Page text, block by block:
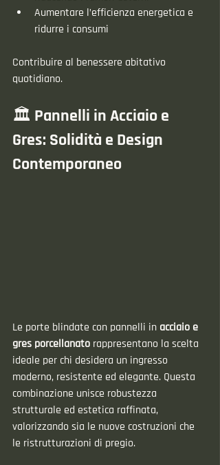
Aumentare l’efficienza energetica e
ridurre i consumi
Contribuire al benessere abitativo
quotidiano.
🏛️ Pannelli in Acciaio e
Gres: Solidità e Design
Contemporaneo
Le porte blindate con pannelli in acciaio e
gres porcellanato rappresentano la scelta
ideale per chi desidera un ingresso
moderno, resistente ed elegante. Questa
combinazione unisce robustezza
strutturale ed estetica raffinata,
valorizzando sia le nuove costruzioni che
le ristrutturazioni di pregio.